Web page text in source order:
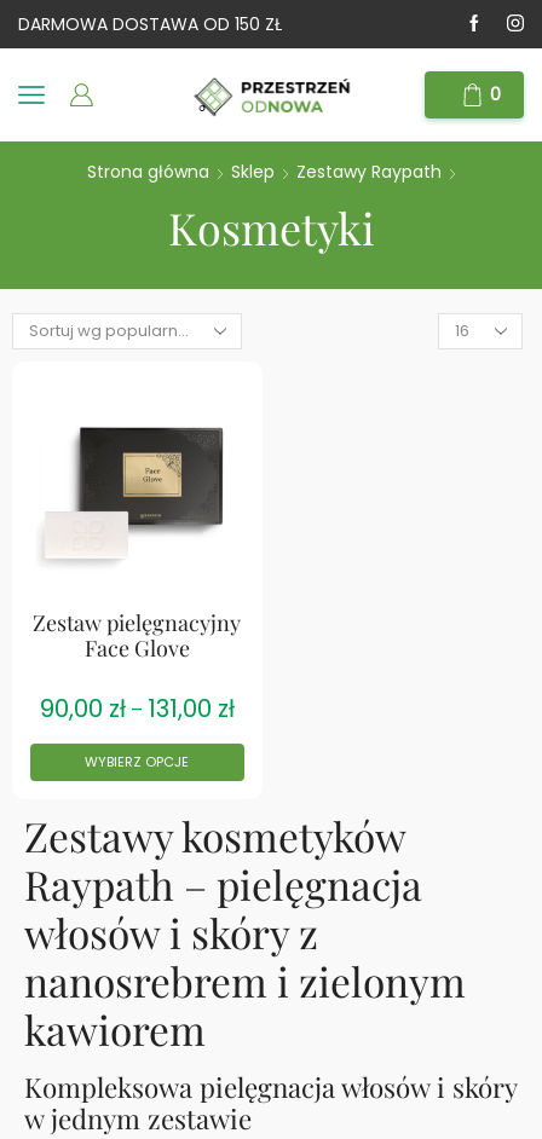
DARMOWA DOSTAWA OD 150 ZŁ
0
Strona główna Sklep Zestawy Raypath
Kosmetyki
Zestawy kosmetyków
Raypath – pielęgnacja
włosów i skóry z
nanosrebrem i zielonym
kawiorem
Kompleksowa pielęgnacja włosów i skóry
w jednym zestawie
Zestaw pielęgnacyjny
Face Glove
90,00 zł – 131,00 zł
WYBIERZ OPCJE